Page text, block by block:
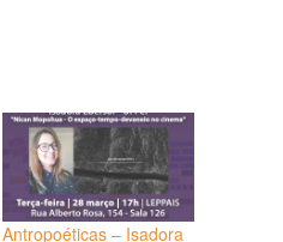
Antropoéticas – Isadora